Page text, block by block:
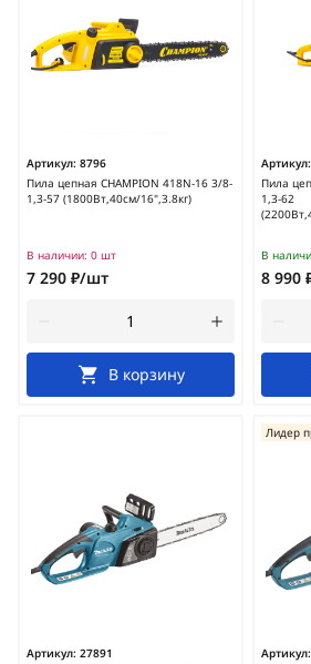
Артикул: 8796
Пила цепная CHAMPION 418N-16 3/8-
1,3-57 (1800Вт,40см/16",3.8кг)
В наличии: 0 шт
7 290 ₽/шт
В корзину
Артикул:
Пила
1,3-62
В
8 990
Артикул: 27891
Артикул:
Лидер